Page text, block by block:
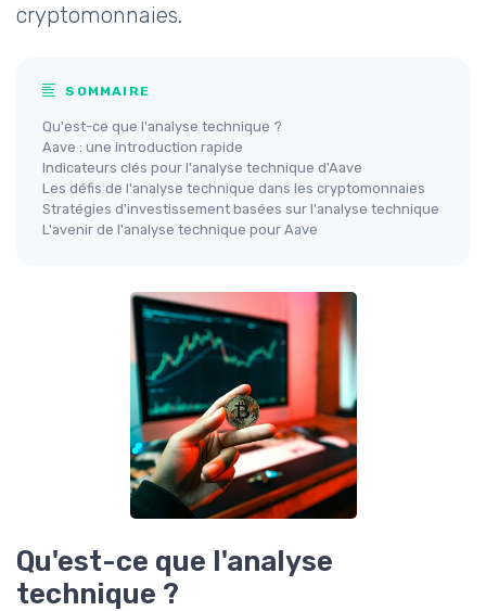
cryptomonnaies.
SOMMAIRE
Qu'est-ce que l'analyse technique ?
Aave : une introduction rapide
Indicateurs clés pour l'analyse technique d'Aave
Les défis de l'analyse technique dans les cryptomonnaies
Stratégies d'investissement basées sur l'analyse technique
L'avenir de l'analyse technique pour Aave
Qu'est-ce que l'analyse
technique ?